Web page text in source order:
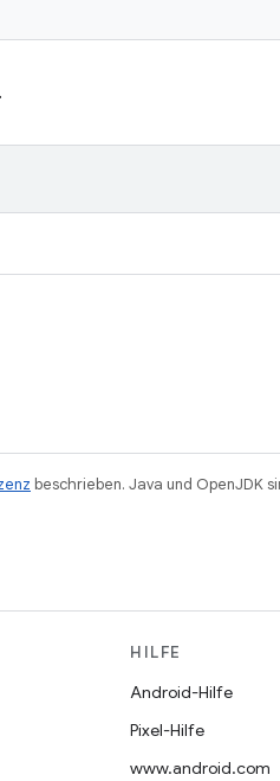
beschrieben. Java und OpenJDK
HILFE
Android-Hilfe
Pixel-Hilfe
www.android.com